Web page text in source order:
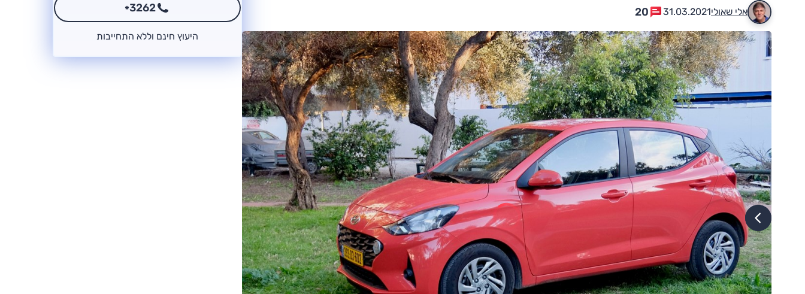
אלי שאולי31.03.2021
20
*3262
היעוץ חינם וללא התחייבות